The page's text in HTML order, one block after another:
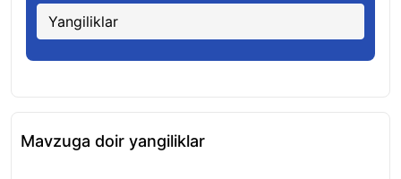
Yangiliklar
Mavzuga doir yangiliklar